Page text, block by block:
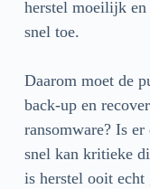
herstel moeilijk en
snel toe.
Daarom moet de
back-up en
ransomware? Is
snel kan kritieke
is herstel ooit echt